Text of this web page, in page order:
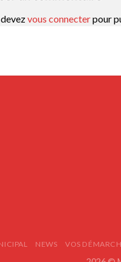
vous connecterpour
NEWS VOS